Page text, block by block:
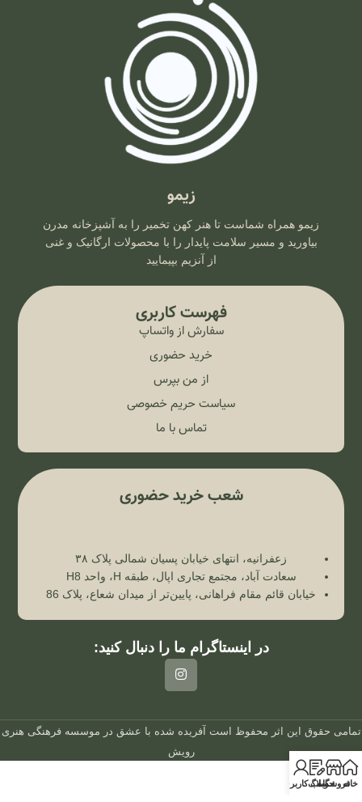
زیمو
زیمو همراه شماست تا هنر کهن تخمیر را به آشپزخانه مدرن
بیاورید و مسیر سلامت پایدار را با محصولات ارگانیک و غنی
از آنزیم بپیمایید
فهرست کاربری
سفارش از واتساپ
خرید حضوری
از من بپرس
سیاست حریم خصوصی
تماس با ما
شعب خرید حضوری
زعفرانیه، انتهای خیابان پسیان شمالی پلاک ۳۸
سعادت آباد، مجتمع تجاری اپال، طبقه H، واحد H8
خیابان قائم مقام فراهانی، پایین‌تر از میدان شعاع، پلاک 86
در اینستاگرام ما را دنبال کنید:
تمامی حقوق این اثر محفوظ است آفریده شده با عشق در موسسه فرهنگی هنری
رویش
خانهفروشگاهوبلاگ
حساب کاربری من